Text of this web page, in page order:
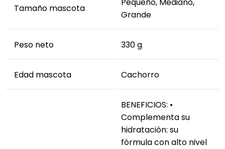
Ricocan Paté BabyCan es la elección ideal para
excepcionales en cada porción!
Tamaño mascota
Grande
Peso neto 330 g
Edad mascota Cachorro
BENEFICIOS: •
Complementa su
hidratación: su
fórmula con alto nivel